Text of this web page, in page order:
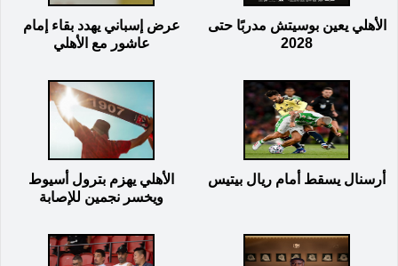
الأهلي يعين بوسيتش مدربًا حتى
2028
عرض إسباني يهدد بقاء إمام
عاشور مع الأهلي
أرسنال يسقط أمام ريال بيتيس
الأهلي يهزم بترول أسيوط
ويخسر نجمين للإصابة